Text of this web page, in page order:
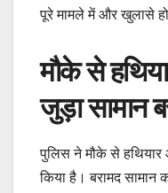
पूरे मामले में और खुलासे
मौके से
जुड़ा सामान
पुलिस ने मौके से हथियार
किया है। बरामद